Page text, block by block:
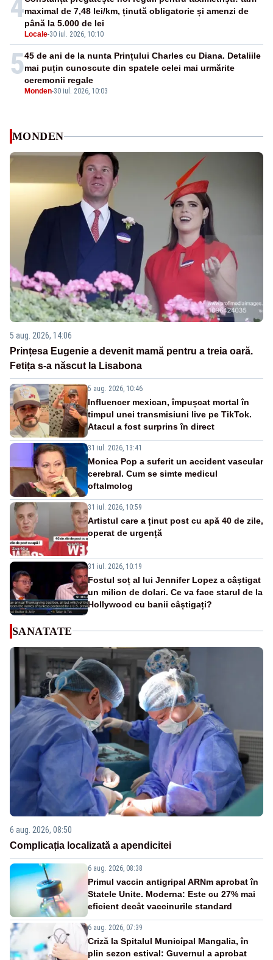
4
Locale-30 iul. 2026, 10:10
maximal de 7,48 lei/km, ținută obligatorie și amenzi de
până la 5.000 de lei
5
Monden-30 iul. 2026, 10:03
45 de ani de la nunta Prințului Charles cu Diana. Detaliile
mai puțin cunoscute din spatele celei mai urmărite
ceremonii regale
MONDEN
5 aug. 2026, 14:06
Prințesa Eugenie a devenit mamă pentru a treia oară.
Fetița s-a născut la Lisabona
5 aug. 2026, 10:46
Influencer mexican, împușcat mortal în
timpul unei transmisiuni live pe TikTok.
Atacul a fost surprins în direct
31 iul. 2026, 13:41
Monica Pop a suferit un accident vascular
cerebral. Cum se simte medicul
oftalmolog
31 iul. 2026, 10:59
Artistul care a ținut post cu apă 40 de zile,
operat de urgență
31 iul. 2026, 10:19
Fostul soț al lui Jennifer Lopez a câștigat
un milion de dolari. Ce va face starul de la
Hollywood cu banii câștigați?
SANATATE
6 aug. 2026, 08:50
Complicația localizată a apendicitei
6 aug. 2026, 08:38
Primul vaccin antigripal ARNm aprobat în
Statele Unite. Moderna: Este cu 27% mai
eficient decât vaccinurile standard
6 aug. 2026, 07:39
Criză la Spitalul Municipal Mangalia, în
plin sezon estival: Guvernul a aprobat